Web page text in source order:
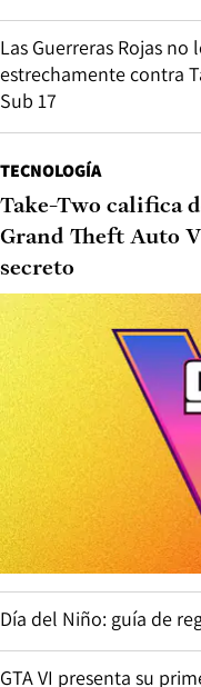
Las Guerreras Rojas
estrechamente contra
Sub 17
TECNOLOGÍA
Take-Two califica
Grand Theft Auto
secreto
Día del Niño: guía de
GTA VI presenta su